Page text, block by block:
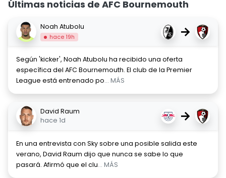
Últimas noticias de AFC Bournemouth
Noah Atubolu
hace 19h →
Según 'kicker', Noah Atubolu ha recibido una oferta
específica del AFC Bournemouth. El club de la Premier
League está entrenado po... MÁS
David Raum
hace 1d
→
En una entrevista con Sky sobre una posible salida este
verano, David Raum dijo que nunca se sabe lo que
pasará. Afirmó que el clu... MÁS